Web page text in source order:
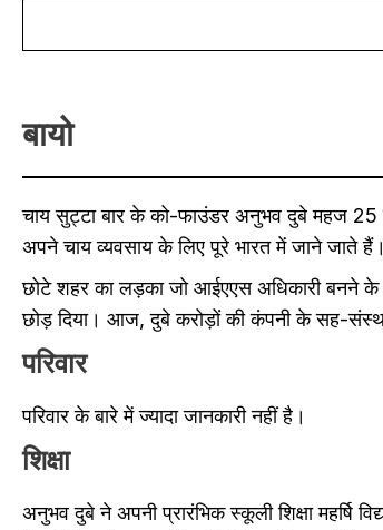
बायो
चाय सुट्टा बार के को-फाउंडर अनुभव दुबे महज 25
अपने चाय व्यवसाय के लिए पूरे भारत में जाने जाते हैं।
छोटे शहर का लड़का जो आईएएस अधिकारी बनने के
छोड़ दिया। आज, दुबे करोड़ों की कंपनी के सह-
परिवार
परिवार के बारे में ज्यादा जानकारी नहीं है।
शिक्षा
अनुभव दुबे ने अपनी प्रारंभिक स्कूली शिक्षा महर्षि